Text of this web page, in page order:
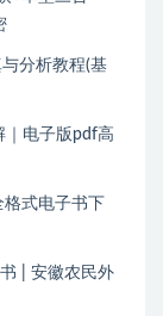
分析教程(基
｜电子版pdf高
式电子书下
| 安徽农民外